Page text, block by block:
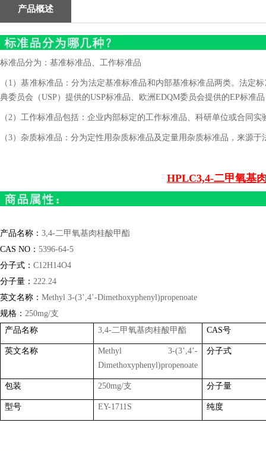
产品概述
标准品分为：基准标准品、工作标准品
（1）基准标准品：分为法定基准标准品和内部基准标准品两类。法定
典委员会（USP）提供的USP标准品、欧洲EDQM委员会提供的EP标准
（2）工作标准品包括：企业内部标定的工作标准品、科研单位或合同
（3）杂质标准品：分为定性用杂质标准品及定量用杂质标准品，来源
HPLC3,4-二甲氧基
产品名称： 3,4-二甲氧基肉桂酸甲酯
CAS NO ： 5396-64-5
分子式： C12H14O4
分子量： 222.24
英文名称： Methyl 3-(3’,4’-Dimethoxyphenyl)propenoate
规格： 250mg/支
产品名称
3,4-二甲氧基肉桂酸甲酯 CAS号
英文名称 Methyl 3-(3’,4’-
Dimethoxyphenyl)propenoate
分子式
包装 250mg/支 分子量
型号 EY-1711S 纯度